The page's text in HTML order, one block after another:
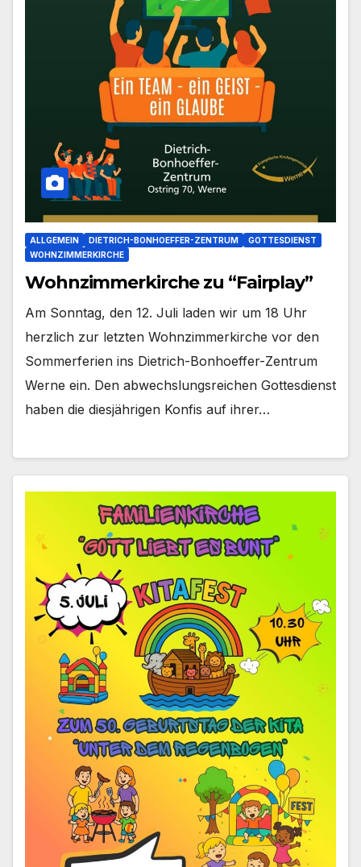
ALLGEMEIN DIETRICH-BONHOEFFER-ZENTRUM
GOTTESDIENST
WOHNZIMMERKIRCHE
Wohnzimmerkirche zu “Fairplay”
Am Sonn­tag, den 12. Juli laden wir um 18 Uhr
herz­lich zur letz­ten Wohn­zim­mer­kir­che vor den
Som­mer­fe­ri­en ins Dietrich-Bonhoeffer-Zentrum
Wer­ne ein. Den abwechs­lungs­rei­chen Got­tes­dienst
haben die dies­jäh­ri­gen Kon­fis auf ihrer…